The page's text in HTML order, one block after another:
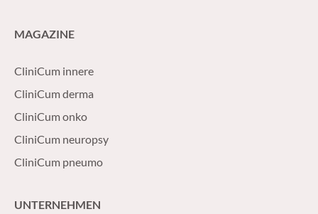
MAGAZINE
CliniCum innere
CliniCum derma
CliniCum onko
CliniCum neuropsy
CliniCum pneumo
UNTERNEHMEN